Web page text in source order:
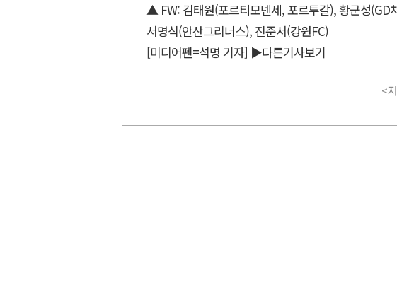
▲ FW: 김태원(포르티모넨세, 포르투갈), 황군성(GD
서명식(안산그리너스), 진준서(강원FC)
[미디어펜=석명 기자] ▶다른기사보기
<